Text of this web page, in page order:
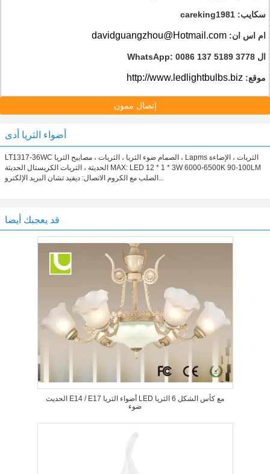
سكايب: careking1981
ام اس ان: davidguangzhou@Hotmail.com
ال WhatsApp: 0086 137 5189 3778
موقع: http://www.ledlightbulbs.biz
إتصال ممون
أضواء الثريا أدى
LT1317-36WC الصمام ضوء الثريا ، الثريات ، مصابيح الثريا ، Lapms الثريات ، الإضاءة
الحديثة ، الثريات الكريستال الحديثة MAX: LED 12 * 1 * 3W 6000-6500K 90-100LM
الصلب مع الكروم الاتصال: ديفيد تشان البريد الإلكترو...
قد يعجبك أيضا
الحديث E14 / E17 أضواء الثريا LED مع كأس الشكل 6 الثريا
ضوء